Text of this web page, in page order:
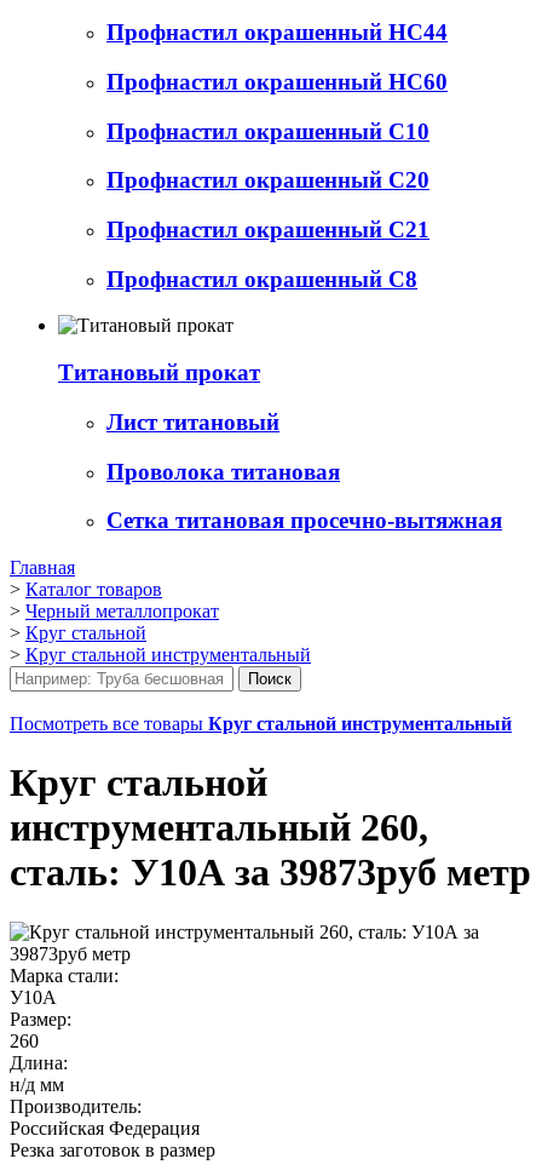
Профнастил окрашенный НС44
Профнастил окрашенный НС60
Профнастил окрашенный С10
Профнастил окрашенный С20
Профнастил окрашенный С21
Профнастил окрашенный С8
Титановый прокат
Лист титановый
Проволока титановая
Сетка титановая просечно-вытяжная
Главная
> Каталог товаров
> Черный металлопрокат
> Круг стальной
> Круг стальной инструментальный
Посмотреть все товары Круг стальной инструментальный
Круг стальной
инструментальный 260,
сталь: У10А за 39873руб метр
Марка стали:
У10А
Размер:
260
Длина:
н/д мм
Производитель:
Российская Федерация
Резка заготовок в размер